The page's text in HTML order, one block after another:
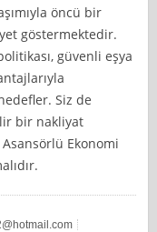
öncü bir
göstermektedir.
güvenli eşya
Siz de
bir nakliyat
Ekonomi